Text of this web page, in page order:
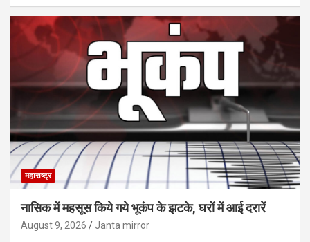
महाराष्ट्र
नासिक में महसूस किये गये भूकंप के झटके, घरों में आई दरारें
August 9, 2026 Janta mirror